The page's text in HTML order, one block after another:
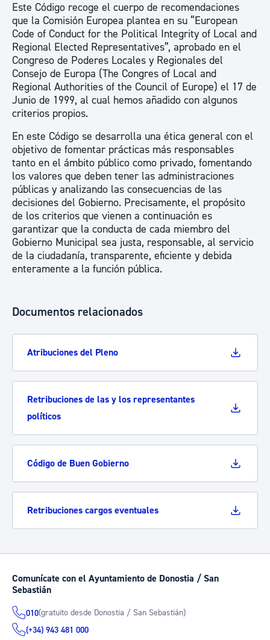
Este Código recoge el cuerpo de recomendaciones
que la Comisión Europea plantea en su “European
Code of Conduct for the Political Integrity of Local and
Regional Elected Representatives”, aprobado en el
Congreso de Poderes Locales y Regionales del
Consejo de Europa (The Congres of Local and
Regional Authorities of the Council of Europe) el 17 de
Junio de 1999, al cual hemos añadido con algunos
criterios propios.
En este Código se desarrolla una ética general con el
objetivo de fomentar prácticas más responsables
tanto en el ámbito público como privado, fomentando
los valores que deben tener las administraciones
públicas y analizando las consecuencias de las
decisiones del Gobierno. Precisamente, el propósito
de los criterios que vienen a continuación es
garantizar que la conducta de cada miembro del
Gobierno Municipal sea justa, responsable, al servicio
de la ciudadanía, transparente, eficiente y debida
enteramente a la función pública.
Documentos relacionados
Atribuciones del Pleno
Retribuciones de las y los representantes
políticos
Código de Buen Gobierno
Retribuciones cargos eventuales
Comunícate con el Ayuntamiento de Donostia / San
Sebastián
010(gratuito desde Donostia / San Sebastián)
(+34) 943 481 000